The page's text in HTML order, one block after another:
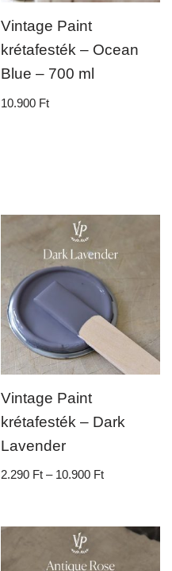
Vintage Paint
krétafesték – Ocean
Blue – 700 ml
10.900 Ft
Vintage Paint
krétafesték – Dark
Lavender
2.290 Ft – 10.900 Ft